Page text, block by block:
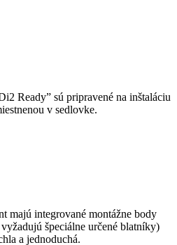
Ready” sú pripravené na inštaláciu
v sedlovke.
majú integrované montážne body
špeciálne určené blatníky)
a jednoduchá.